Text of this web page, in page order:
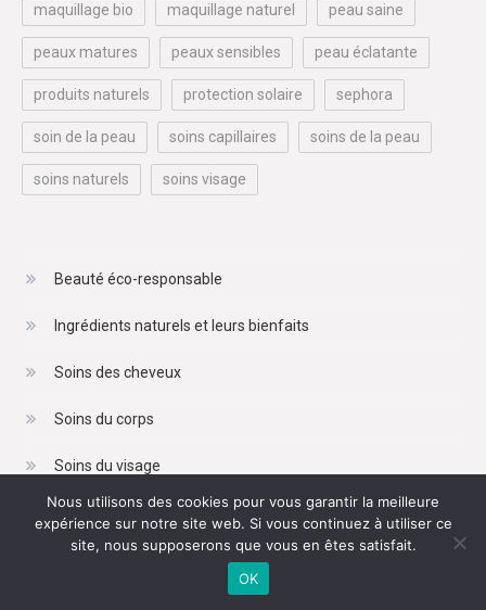
maquillage bio maquillage naturel peau saine
peaux matures peaux sensibles peau éclatante
produits naturels protection solaire sephora
soin de la peau soins capillaires soins de la peau
soins naturels soins visage
Beauté éco-responsable
Ingrédients naturels et leurs bienfaits
Soins des cheveux
Soins du corps
Soins du visage
Nous utilisons des cookies pour vous garantir la meilleure
expérience sur notre site web. Si vous continuez à utiliser ce
site, nous supposerons que vous en êtes satisfait.
OK